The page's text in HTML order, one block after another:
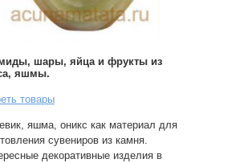
шары, яйца и фрукты из
яшмы.
товары
яшма, оникс как материал для
сувениров из камня.
декоративные изделия в